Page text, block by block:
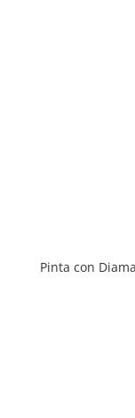
Pinta con